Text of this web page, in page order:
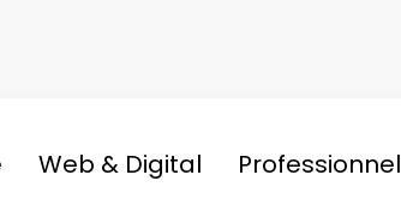
Web & Digital Professionnel